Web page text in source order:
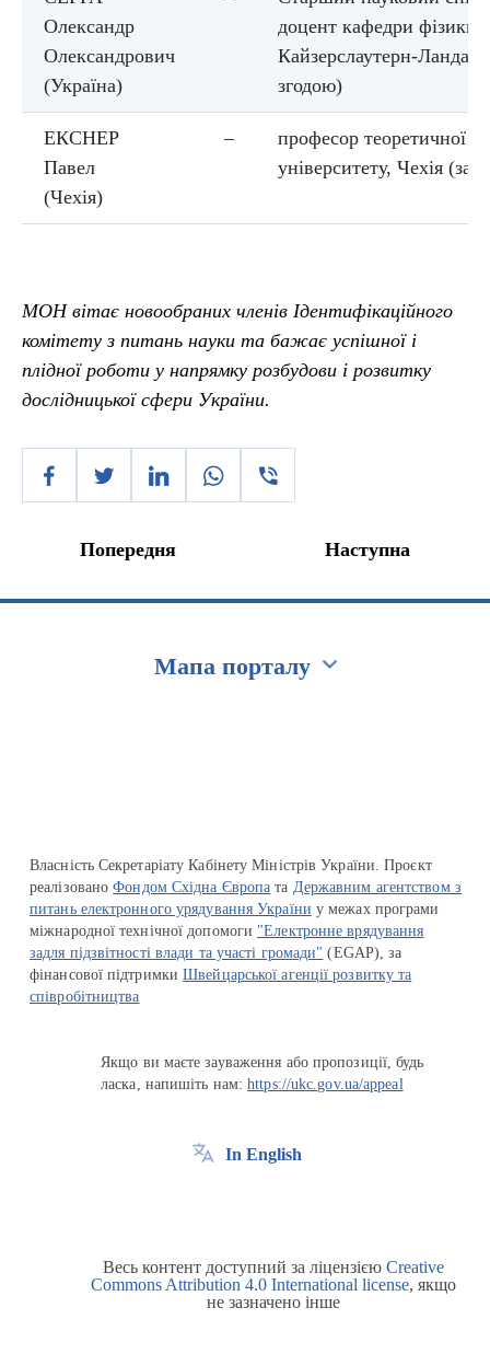
Олександр
Олександрович
(Україна)
доцент кафедри фізики
Кайзерслаутерн-Ландау,
згодою)
ЕКСНЕР
Павел
(Чехія)
–
професор теоретичної
університету, Чехія (за
МОН вітає новообраних членів Ідентифікаційного
комітету з питань науки та бажає успішної і
плідної роботи у напрямку розбудови і розвитку
дослідницької сфери України.
Попередня Наступна
Мапа порталу
Власність Секретаріату Кабінету Міністрів України. Проєкт
реалізованоФондом Східна Європа та Державним агентством з
питань електронного урядування України у межах програми
міжнародної технічної допомоги "Електронне врядування
задля підзвітності влади та участі громади" (EGAP), за
фінансової підтримкиШвейцарської агенції розвитку та
співробітництва
Якщо ви маєте зауваження або пропозиції, будь
ласка, напишіть нам:https://ukc.gov.ua/appeal
In English
Весь контент доступний за ліцензією Creative
Commons Attribution 4.0 International license, якщо
не зазначено інше